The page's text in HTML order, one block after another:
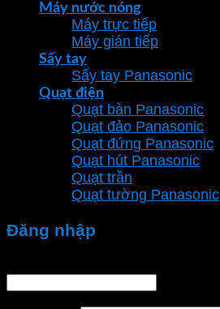
Máy nước nóng
Máy trực tiếp
Máy gián tiếp
Sấy tay
Sấy tay Panasonic
Quạt điện
Quạt bàn Panasonic
Quạt đảo Panasonic
Quạt đứng Panasonic
Quạt hút Panasonic
Quạt trần
Quạt tường Panasonic
Đăng nhập